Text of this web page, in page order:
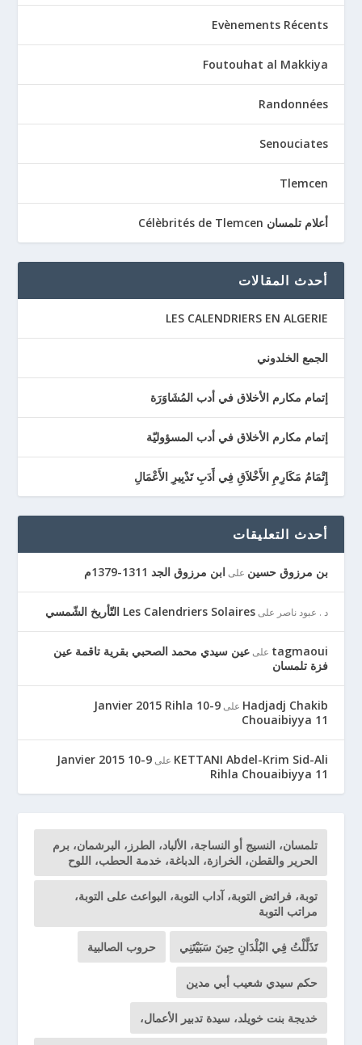
Evènements Récents
Foutouhat al Makkiya
Randonnées
Senouciates
Tlemcen
أعلام تلمسان Célèbrités de Tlemcen
أحدث المقالات
LES CALENDRIERS EN ALGERIE
الجمع الخلدوني
إتمام مكارم الأخلاق في أدب المُشَاوَرَة
إتمام مكارم الأخلاق في أدب المسؤوليّة
إِتْمَامُ مَكَارِمِ الأَخْلاَقِ فِي أَدَبِ تَدْبِيرِ الأَعْمَالِ
أحدث التعليقات
بن مرزوق حسين على ابن مرزوق الجد 1311-1379م
د . عبود ناصر علىLes Calendriers Solaires التّأريخ الشّمسي
tagmaoui علىعين سيدي محمد الصحبي بقرية تاقمة عين
فزة تلمسان
Hadjadj Chakib على
9-10 Janvier 2015 Rihla
Chouaibiyya 11
KETTANI Abdel-Krim Sid-Ali على
9-10 Janvier 2015
Rihla Chouaibiyya 11
تلمسان، النسيج أو النساجة، الألباد، الطرز، البرشمان، برم
الحرير والقطن، الخرازة، الدباغة، خدمة الحطب، اللوح
توبة، فرائض التوبة، آداب التوبة، البواعث على التوبة،
مراتب التوبة
تَذَلَّلْتُ فِي البُلْدَانِ حِينَ سَبَيْتَنِي حروب الصالبية
حكم سيدي شعيب أبي مدين
خديجة بنت خويلد، سيدة تدبير الأعمال،